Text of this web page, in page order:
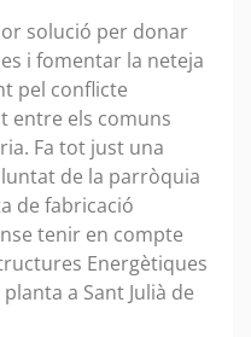
solució per donar
i fomentar la neteja
pel conflicte
entre els comuns
Fa tot just una
de la parròquia
de fabricació
tenir en compte
Energètiques
a Sant Julià de